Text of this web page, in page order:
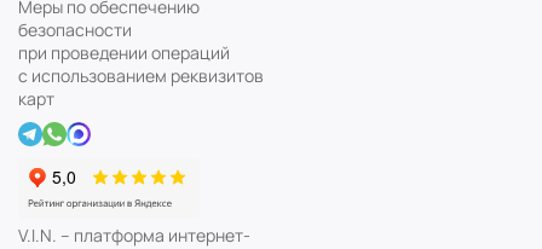
Меры по обеспечению
безопасности
при проведении операций
с использованием реквизитов
карт
V.I.N. – платформа интернет-